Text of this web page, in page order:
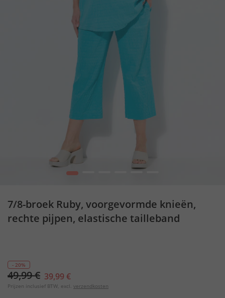
1
7/8-broek Ruby, voorgevormde knieën,
rechte pijpen, elastische tailleband
- 20%
49,99 € 39,99 €
Prijzen inclusief BTW, excl. verzendkosten